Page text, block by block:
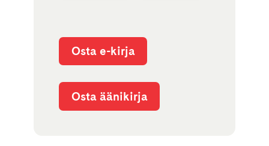
Osta e-kirja
Osta äänikirja